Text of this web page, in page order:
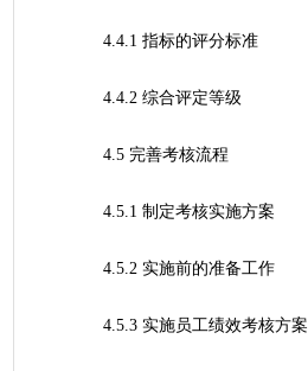
	4.4.1 指标的评分标准
	4.4.2 综合评定等级
	4.5 完善考核流程
	4.5.1 制定考核实施方案
	4.5.2 实施前的准备工作
	4.5.3 实施员工绩效考核方案